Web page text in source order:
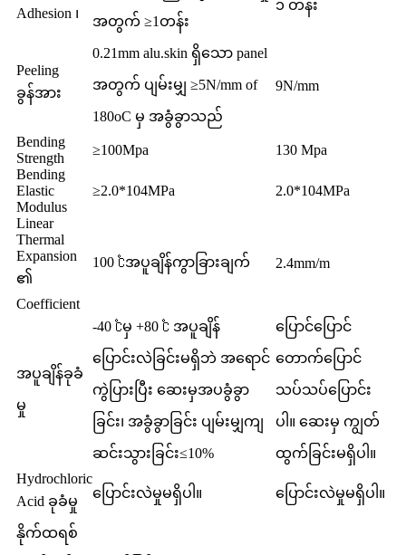
Adhesion ၊
အတွက် ≥1တန်း
၁ တန်း
Peeling
ခွန်အား
0.21mm alu.skin ရှိသော panel
အတွက် ပျမ်းမျှ ≥5N/mm of
180oC မှ အခွံခွာသည်
9N/mm
Bending
Strength
≥100Mpa
130 Mpa
Bending
Elastic
Modulus
≥2.0*104MPa 2.0*104MPa
Linear
Thermal
Expansion
၏
Coefficient
100 ℃အပူချိန်ကွာခြားချက် 2.4mm/m
အပူချိန်ခုခံ
မှု
-40 ℃မှ +80 ℃ အပူချိန်
ပြောင်းလဲခြင်းမရှိဘဲ အရောင်
ကွဲပြားပြီး ဆေးမှအပခွံခွာ
ခြင်း၊ အခွံခွာခြင်း ပျမ်းမျှကျ
ဆင်းသွားခြင်း≤10%
ပြောင်ပြောင်
တောက်ပြောင်
သပ်သပ်ပြောင်း
ပါ။ ဆေးမှ ကျွတ်
ထွက်ခြင်းမရှိပါ။
Hydrochloric
Acid ခုခံမှု
ပြောင်းလဲမှုမရှိပါ။ ပြောင်းလဲမှုမရှိပါ။
နိုက်ထရစ်